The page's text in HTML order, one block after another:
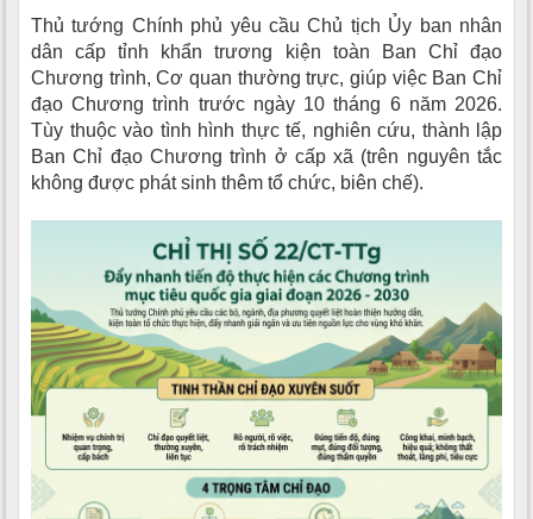
Thủ tướng Chính phủ yêu cầu Chủ tịch Ủy ban nhân
dân cấp tỉnh khẩn trương kiện toàn Ban Chỉ đạo
Chương trình, Cơ quan thường trực, giúp việc Ban Chỉ
đạo Chương trình trước ngày 10 tháng 6 năm 2026.
Tùy thuộc vào tình hình thực tế, nghiên cứu, thành lập
Ban Chỉ đạo Chương trình ở cấp xã (trên nguyên tắc
không được phát sinh thêm tổ chức, biên chế).